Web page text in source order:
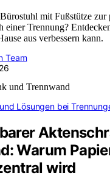
mit Fußstütze
einer Trennung?
aus verbessern kann.
Team
Lösungen bei
Warum
wird